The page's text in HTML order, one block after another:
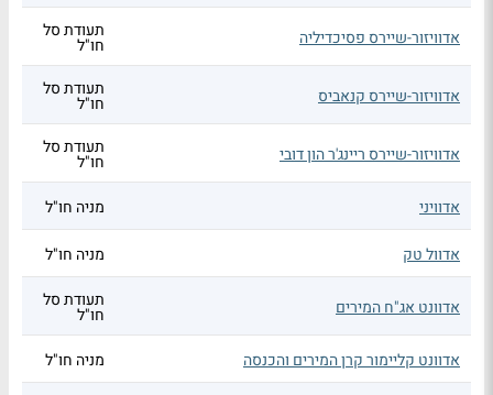
אדוויזור-שיירס פסיכדיליה תעודת סל
חו"ל
אדוויזור-שיירס קנאביס תעודת סל
חו"ל
אדוויזור-שיירס ריינג'ר הון דובי תעודת סל
חו"ל
אדוויני
מניה חו"ל
אדוול טק מניה חו"ל
אדוונט אג"ח המירים תעודת סל
חו"ל
אדוונט קליימור קרן המירים והכנסה
מניה חו"ל